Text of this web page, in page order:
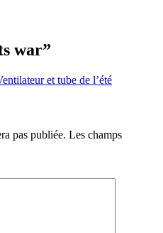
war”
et tube de l’été
pas publiée. Les champs